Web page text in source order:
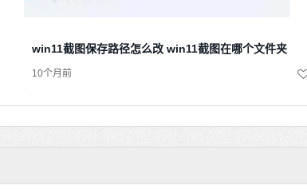
win11截图保存路径怎么改 win11截图在哪个文件夹
10个月前